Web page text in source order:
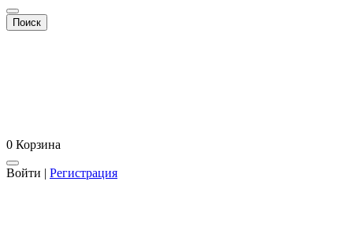
0 Корзина
Войти | Регистрация